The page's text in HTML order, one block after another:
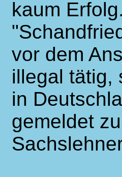
kaum
vor dem
illegal tätig,
in
gemeldet